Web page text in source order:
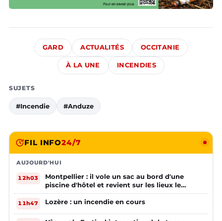
GARD ACTUALITÉS OCCITANIE
À LA UNE INCENDIES
SUJETS
#Incendie #Anduze
FIL INFO24/7
AUJOURD'HUI
12h03
Montpellier : il vole un sac au bord d'une
piscine d'hôtel et revient sur les lieux le
lendemain
11h47 Lozère : un incendie en cours